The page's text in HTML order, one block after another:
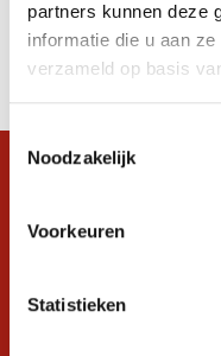
partners kunnen deze
informatie die u aan
verzameld op basis
Toestemmingsselectie
Noodzakelijk
Voorkeuren
Statistieken
Producten
Filter
Stel je vraag in de chat,
graag verder. 24/7
Volg ons